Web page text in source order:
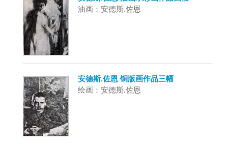
油画：安德斯.佐恩
安德斯.佐恩 铜版画作品三幅
绘画：安德斯.佐恩